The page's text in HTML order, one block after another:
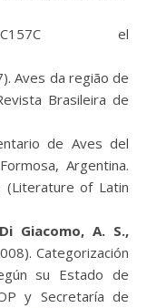
el
Aves da região de
Brasileira de
de Aves del
Argentina.
(Literature of Latin
Giacomo, A. S.,
Categorización
su Estado de
y Secretaría de